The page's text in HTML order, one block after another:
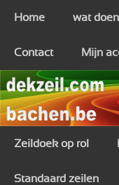
Home wat
Contact Mijn
Zeildoek op rol
Standaard zeilen